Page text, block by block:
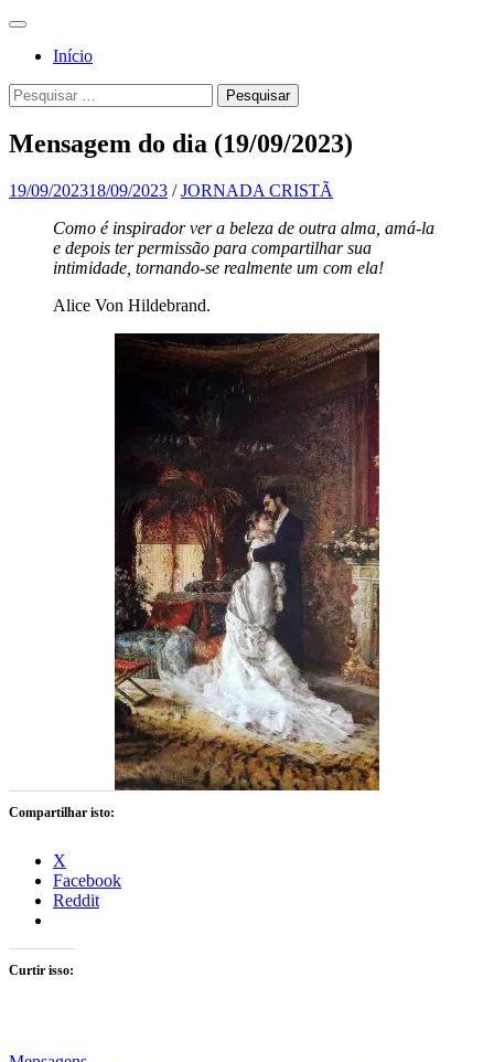
Jornada
Cristã
Para a
Deus, em
comunhão
Santa
Igreja
Católica
Apostólica
Romana
Menu
Início
Pesquisa
Pesquisar
por:
Mensagem do dia (19/09/2023)
19/09/202318/09/2023 /JORNADA CRISTÃ
Como é inspirador ver a beleza de outra alma, amá-la
e depois ter permissão para compartilhar sua
intimidade, tornando-se realmente um com ela!
Alice Von Hildebrand.
Compartilhar isto:
X
Facebook
Reddit
Curtir isso: